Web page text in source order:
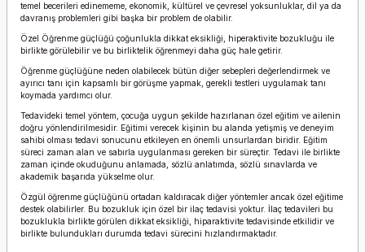
temel becerileri edinememe, ekonomik, kültürel ve çevresel yoksunluklar, dil ya da
davranış problemleri gibi başka bir problem de olabilir.
Özel Öğrenme güçlüğü çoğunlukla dikkat eksikliği, hiperaktivite bozukluğu ile
birlikte görülebilir ve bu birliktelik öğrenmeyi daha güç hale getirir.
Öğrenme güçlüğüne neden olabilecek bütün diğer sebepleri değerlendirmek ve
ayırıcı tanı için kapsamlı bir görüşme yapmak, gerekli testleri uygulamak tanı
koymada yardımcı olur.
Tedavideki temel yöntem, çocuğa uygun şekilde hazırlanan özel eğitim ve ailenin
doğru yönlendirilmesidir. Eğitimi verecek kişinin bu alanda yetişmiş ve deneyim
sahibi olması tedavi sonucunu etkileyen en önemli unsurlardan biridir. Eğitim
süreci zaman alan ve sabırla uygulanması gereken bir süreçtir. Tedavi ile birlikte
zaman içinde okuduğunu anlamada, sözlü anlatımda, sözlü sınavlarda ve
akademik başarıda yükselme olur.
Özgül öğrenme güçlüğünü ortadan kaldıracak diğer yöntemler ancak özel eğitime
destek olabilirler. Bu bozukluk için özel bir ilaç tedavisi yoktur. İlaç tedavileri bu
bozuklukla birlikte görülen dikkat eksikliği, hiparaktivite tedavisinde etkilidir ve
birlikte bulundukları durumda tedavi sürecini hızlandırmaktadır.